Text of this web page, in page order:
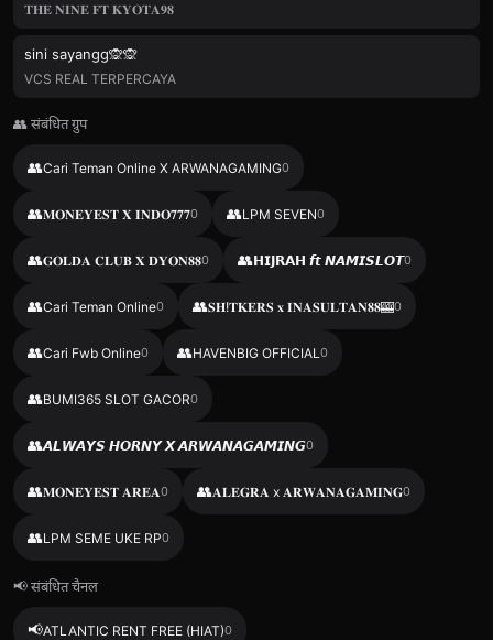
𝐓𝐇𝐄 𝐍𝐈𝐍𝐄 𝐅𝐓 𝐊𝐘𝐎𝐓𝐀𝟗𝟖
sini sayangg🙊🙊
VCS REAL TERPERCAYA
👥 संबंधित ग्रुप
👥Cari Teman Online X ARWANAGAMING0
👥𝐌𝐎𝐍𝐄𝐘𝐄𝐒𝐓 𝐗 𝐈𝐍𝐃𝐎𝟕𝟕𝟕0 👥LPM SEVEN0
👥𝐆𝐎𝐋𝐃𝐀 𝐂𝐋𝐔𝐁 𝐗 𝐃𝐘𝐎𝐍𝟖𝟖0 👥𝗛𝗜𝗝𝗥𝗔𝗛 𝙛𝙩 𝙉𝘼𝙈𝙄𝙎𝙇𝙊𝙏0
👥Cari Teman Online0 👥𝐒𝐇!𝐓𝐊𝐄𝐑𝐒 𝐱 𝐈𝐍𝐀𝐒𝐔𝐋𝐓𝐀𝐍𝟖𝟖🎰0
👥Cari Fwb Online0 👥HAVENBIG OFFICIAL 0
👥BUMI365 SLOT GACOR0
👥𝘼𝙇𝙒𝘼𝙔𝙎 𝙃𝙊𝙍𝙉𝙔 𝙓 𝘼𝙍𝙒𝘼𝙉𝘼𝙂𝘼𝙈𝙄𝙉𝙂0
👥𝐌𝐎𝐍𝐄𝐘𝐄𝐒𝐓 𝐀𝐑𝐄𝐀0 👥𝐀𝐋𝐄𝐆𝐑𝐀 x 𝐀𝐑𝐖𝐀𝐍𝐀𝐆𝐀𝐌𝐈𝐍𝐆0
👥LPM SEME UKE RP0
📢 संबंधित चैनल
📢ATLANTIC RENT FREE (HIAT)0